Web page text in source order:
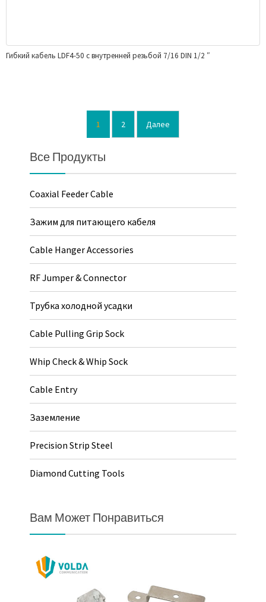
Гибкий кабель LDF4-50 с внутренней резьбой 7/16 DIN 1/2 ″
записям
1 2 Далее
Все Продукты
Coaxial Feeder Cable
Зажим для питающего кабеля
Cable Hanger Accessories
RF Jumper & Connector
Трубка холодной усадки
Cable Pulling Grip Sock
Whip Check & Whip Sock
Cable Entry
Заземление
Precision Strip Steel
Diamond Cutting Tools
Вам Может Понравиться